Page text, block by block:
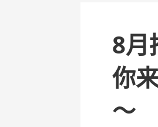
8月
你
～